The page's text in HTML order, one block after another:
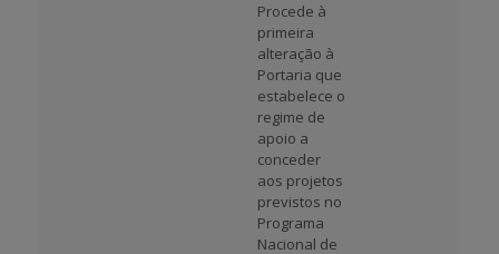
Procede à
primeira
alteração à
Portaria que
estabelece o
regime de
apoio a
conceder
aos projetos
previstos no
Programa
Nacional de